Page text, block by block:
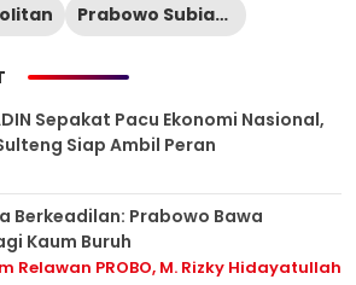
Prabowo Subianto
Sepakat Pacu Ekonomi Nasional,
Siap Ambil Peran
Berkeadilan: Prabowo Bawa
Kaum Buruh
Relawan PROBO, M. Rizky Hidayatullah